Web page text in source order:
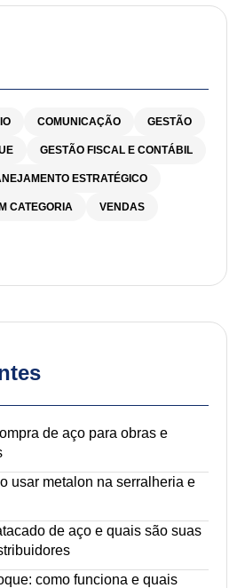
COMUNICAÇÃO GESTÃO
GESTÃO FISCAL E CONTÁBIL
ESTRATÉGICO
CATEGORIA VENDAS
de aço para obras e
usar metalon na serralheria e
de aço e quais são suas
como funciona e quais